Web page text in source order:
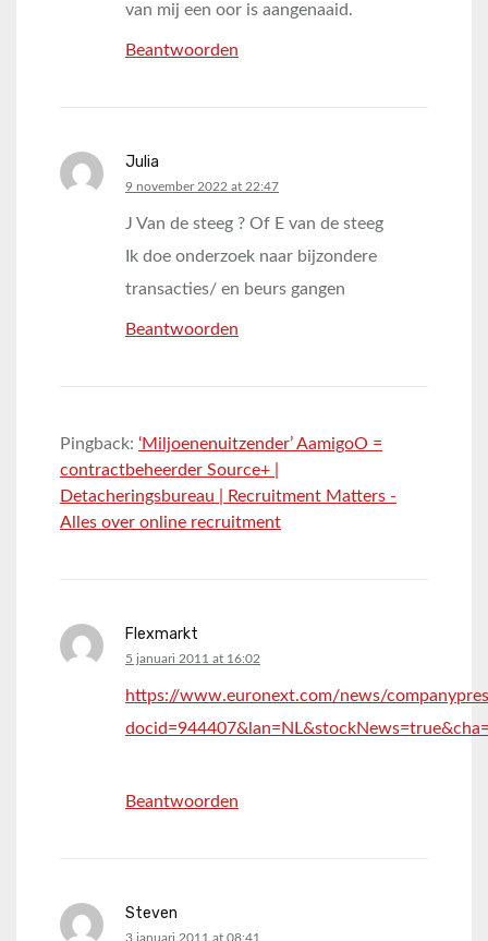
van mij een oor is aangenaaid.
Beantwoorden
Julia
says:
9 november 2022 at 22:47
J Van de steeg ? Of E van de steeg
Ik doe onderzoek naar bijzondere
transacties/ en beurs gangen
Beantwoorden
Pingback: ‘Miljoenenuitzender’ AamigoO =
contractbeheerder Source+ |
Detacheringsbureau | Recruitment Matters -
Alles over online recruitment
Flexmarkt
says:
5 januari 2011 at 16:02
https://www.euronext.com/news/
Beantwoorden
Steven
says:
3 januari 2011 at 08:41